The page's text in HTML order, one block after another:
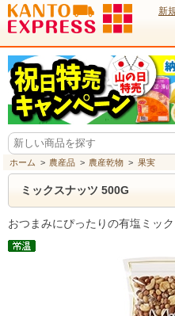
新
ホーム > 農産品 > 農産乾物 > 果実
ミックスナッツ 500G
おつまみにぴったりの有塩ミッ